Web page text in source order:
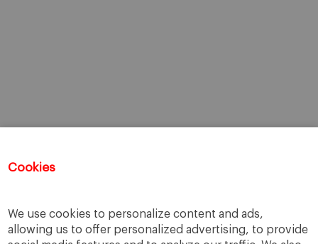
Cookies
We use cookies to personalize content and ads,
allowing us to offer personalized advertising, to provide